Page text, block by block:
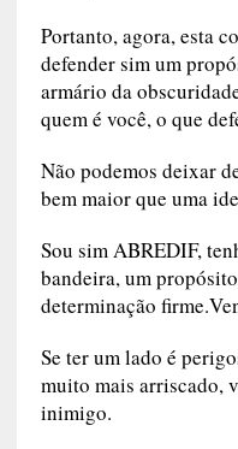
Portanto, agora, esta
defender sim um
armário da
quem é você, o que
Não podemos deixar
bem maior que uma
Sou sim ABREDIF,
bandeira, um
determinação
Se ter um lado é
muito mais arriscado,
inimigo.